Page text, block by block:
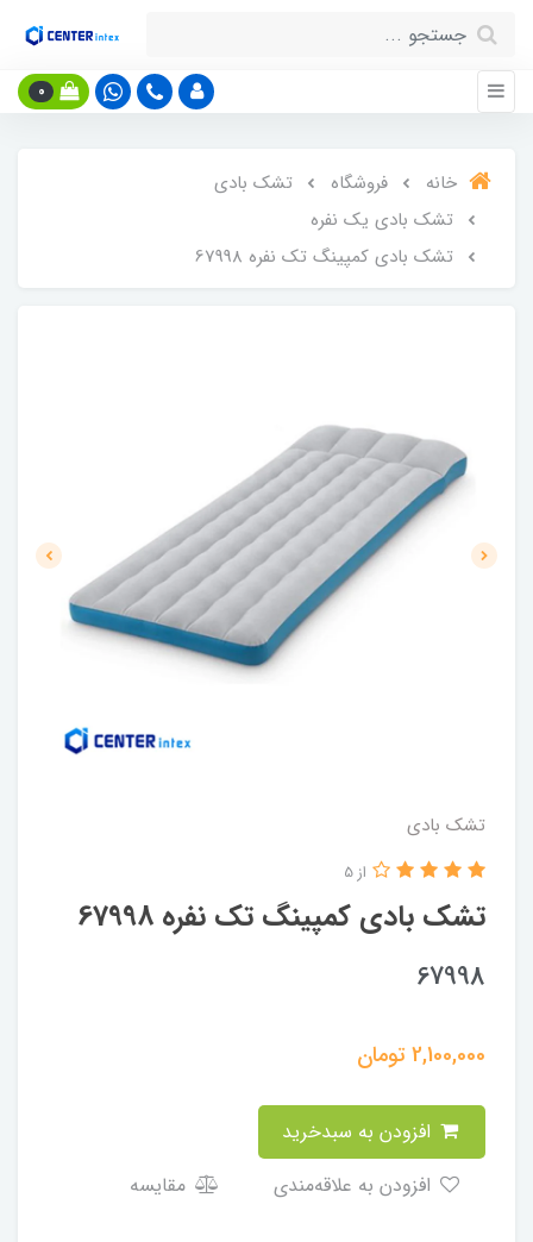
0
خانه فروشگاه
تشک بادی
تشک بادی یک نفره
تشک بادی کمپینگ تک نفره 67998
تشک بادی
تشک بادی کمپینگ تک نفره 67998
از 5
67998
2,100,000تومان
مقایسه